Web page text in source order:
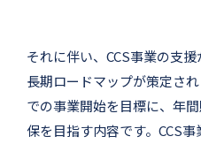
それに伴い、CCS事業の支
長期ロードマップが策定さ
での事業開始を目標に、年
保を目指す内容です。CCS